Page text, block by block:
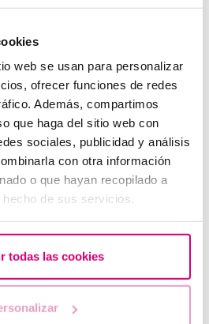
web se usan para personalizar
ofrecer funciones de redes
Además, compartimos
que haga del sitio web con
sociales, publicidad y análisis
con otra información
o que hayan recopilado a
de sus servicios.
todas las cookies